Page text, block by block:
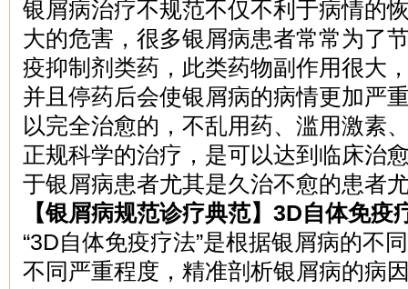
银屑病治疗不规范不仅不利于病情的
大的危害，很多银屑病患者常常为了
疫抑制剂类药，此类药物副作用很大
并且停药后会使银屑病的病情更加严
以完全治愈的，不乱用药、滥用激素
正规科学的治疗，是可以达到临床治
于银屑病患者尤其是久治不愈的患者
【银屑病规范诊疗典范】3D自体免疫
“3D自体免疫疗法”是根据银屑病的不
不同严重程度，精准剖析银屑病的病